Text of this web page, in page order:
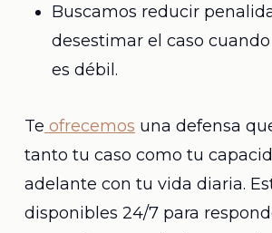
Buscamos reducir
desestimar el caso
es débil.
Te ofrecemos una defensa
tanto tu caso como tu
adelante con tu vida diaria.
disponibles 24/7 para